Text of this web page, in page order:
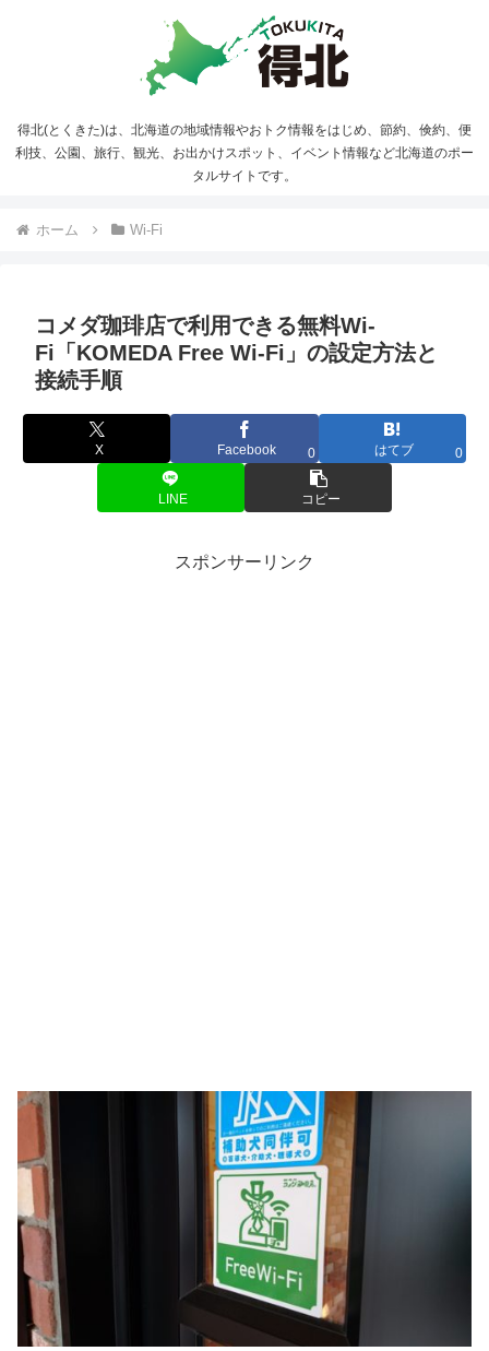
得北(とくきた)は、北海道の地域情報やおトク情報をはじめ、節約、倹約、便
利技、公園、旅行、観光、お出かけスポット、イベント情報など北海道のポー
タルサイトです。
ホーム Wi-Fi
コメダ珈琲店で利用できる無料Wi-
Fi「KOMEDA Free Wi-Fi」の設定方法と
接続手順
X Facebook 0 はてブ 0
LINE コピー
スポンサーリンク